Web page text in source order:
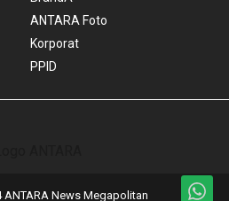
ANTARA Foto
Korporat
PPID
News Megapolitan